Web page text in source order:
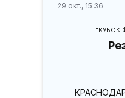
29 окт., 15:36
"КУБОК